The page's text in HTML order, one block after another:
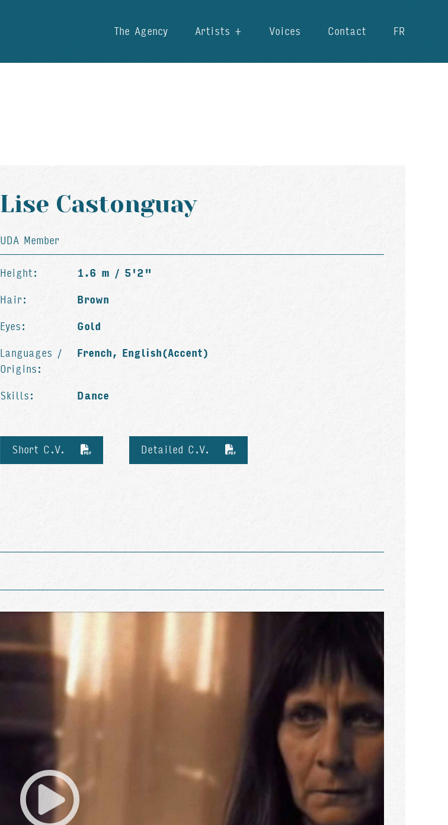
The Agency Artists Voices Contact FR
Lise Castonguay
UDA Member
Height: 1.6 m / 5'2"
Hair: Brown
Eyes: Gold
Languages /
Origins:
French, English(Accent)
Skills: Dance
Short C.V. Detailed C.V.